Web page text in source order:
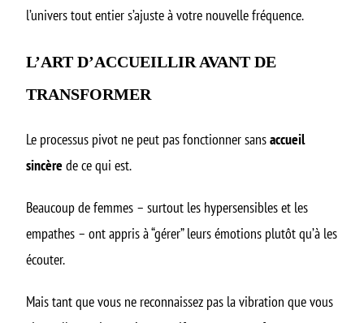
l’univers tout entier s’ajuste à votre nouvelle fréquence.
L’ART D’ACCUEILLIR AVANT DE
TRANSFORMER
Le processus pivot ne peut pas fonctionner sansaccueil
sincère de ce qui est.
Beaucoup de femmes – surtout les hypersensibles et les
empathes – ont appris à “gérer” leurs émotions plutôt qu’à les
écouter.
Mais tant que vous ne reconnaissez pas la vibration que vous